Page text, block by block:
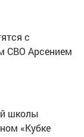
с
СВО Арсением
школы
«Кубке